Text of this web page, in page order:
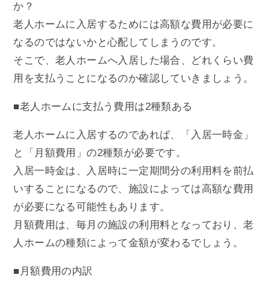
か？
老人ホームに入居するためには高額な費用が必要に
なるのではないかと心配してしまうのです。
そこで、老人ホームへ入居した場合、どれくらい費
用を支払うことになるのか確認していきましょう。
■老人ホームに支払う費用は2種類ある
老人ホームに入居するのであれば、「入居一時金」
と「月額費用」の2種類が必要です。
入居一時金は、入居時に一定期間分の利用料を前払
いすることになるので、施設によっては高額な費用
が必要になる可能性もあります。
月額費用は、毎月の施設の利用料となっており、老
人ホームの種類によって金額が変わるでしょう。
■月額費用の内訳